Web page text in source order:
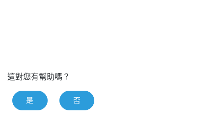
這對您有幫助嗎？
是 否